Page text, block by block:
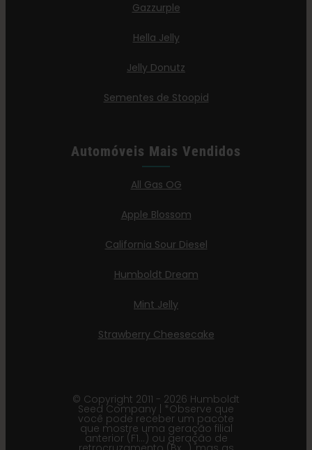
Gazzurple
Hella Jelly
Jelly Donutz
Sementes de Stoopid
Automóveis Mais Vendidos
All Gas OG
Apple Blossom
California Sour Diesel
Humboldt Dream
Mint Jelly
Strawberry Cheesecake
© Copyright 2011 - 2026 Humboldt
Seed Company | *Observe que
você pode receber um pacote
que mostre uma geração filial
anterior (F1…) ou geração de